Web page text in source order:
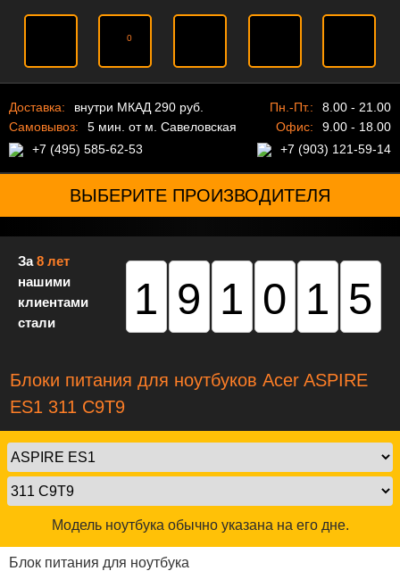
0
Доставка:
внутри МКАД 290 руб.
Самовывоз:
5 мин. от м. Савеловская
+7 (495) 585-62-53
Пн.-Пт.:
8.00 - 21.00
Офис:
9.00 - 18.00
+7 (903) 121-59-14
ВЫБЕРИТЕ ПРОИЗВОДИТЕЛЯ
За8 лет
нашими
клиентами
стали
191015
Блоки питания для ноутбуков Acer ASPIRE
ES1 311 C9T9
Модель ноутбука обычно указана на его дне.
Блок питания для ноутбука